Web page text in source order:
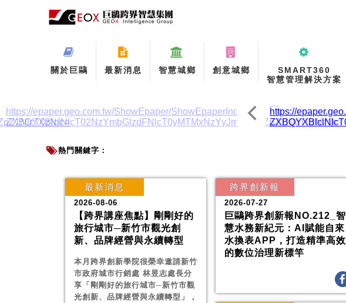
關於巨鷗 最新消息 智慧城鄉 創意城鄉
SMART360
智慧管理解決方案
熱門關鍵字：
最新消息
2026-08-06
【跨界講座焦點】剛剛好的
旅行城市─新竹市觀光創
新、品牌經營與永續轉型
本月跨界創新學院很榮幸邀請新竹
市政府城市行銷處 林昱志處長分
享「剛剛好的旅行城市─新竹市觀
光創新、品牌經營與永續轉型」，
跨界創新報
2026-07-27
巨鷗跨界創新報NO.212_智
慧水務新紀元：AI賦能自來
水換表APP，打造精準高效
的數位治理新標竿